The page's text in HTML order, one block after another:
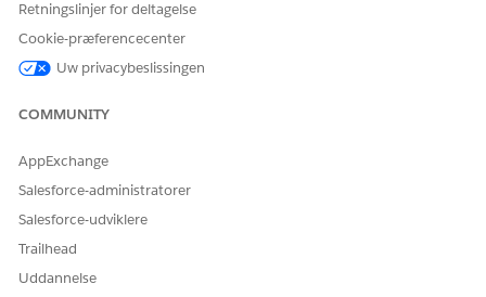
anvendelsesressourcen med 3 enheder.
Retningslinjer for deltagelse
Cookie-præferencecenter
Uw privacybeslissingen
COMMUNITY
AppExchange
Salesforce-administratorer
Salesforce-udviklere
Trailhead
Uddannelse